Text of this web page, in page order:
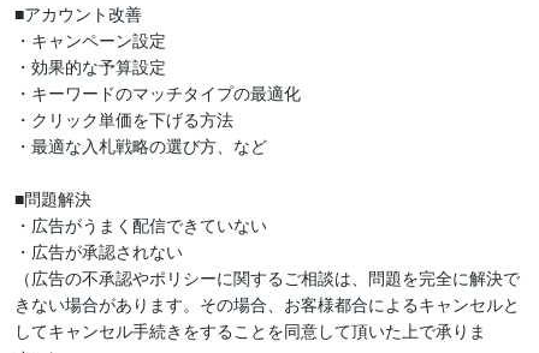
■アカウント改善
・キャンペーン設定
・効果的な予算設定
・キーワードのマッチタイプの最適化
・クリック単価を下げる方法
・最適な入札戦略の選び方、など
■問題解決
・広告がうまく配信できていない
・広告が承認されない
（広告の不承認やポリシーに関するご相談は、問題を完全に解決で
きない場合があります。その場合、お客様都合によるキャンセルと
してキャンセル手続きをすることを同意して頂いた上で承りま